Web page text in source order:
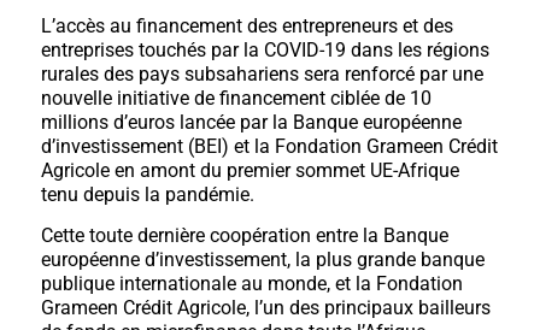
L’accès au financement des entrepreneurs et des
entreprises touchés par la COVID-19 dans les régions
rurales des pays subsahariens sera renforcé par une
nouvelle initiative de financement ciblée de 10
millions d’euros lancée par la Banque européenne
d’investissement (BEI) et la Fondation Grameen Crédit
Agricole en amont du premier sommet UE-Afrique
tenu depuis la pandémie.
Cette toute dernière coopération entre la Banque
européenne d’investissement, la plus grande banque
publique internationale au monde, et la Fondation
Grameen Crédit Agricole, l’un des principaux bailleurs